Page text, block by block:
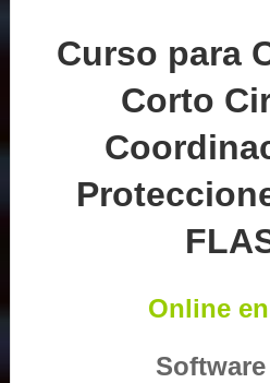
Curso para
Corto
Online